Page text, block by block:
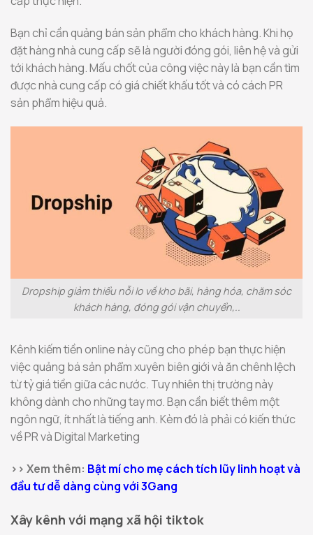
Bạn chỉ cần quảng bán sản phẩm cho khách hàng. Khi họ
đặt hàng nhà cung cấp sẽ là người đóng gói, liên hệ và gửi
tới khách hàng. Mấu chốt của công việc này là bạn cần tìm
được nhà cung cấp có giá chiết khấu tốt và có cách PR
sản phẩm hiệu quả.
Dropship giảm thiểu nỗi lo về kho bãi, hàng hóa, chăm sóc
khách hàng, đóng gói vận chuyển,..
Kênh kiếm tiền online này cũng cho phép bạn thực hiện
việc quảng bá sản phẩm xuyên biên giới và ăn chênh lệch
từ tỷ giá tiền giữa các nước. Tuy nhiên thị trường này
không dành cho những tay mơ. Bạn cần biết thêm một
ngôn ngữ, ít nhất là tiếng anh. Kèm đó là phải có kiến thức
về PR và Digital Marketing
>> Xem thêm: Bật mí cho mẹ cách tích lũy linh hoạt và
đầu tư dễ dàng cùng với 3Gang
Xây kênh với mạng xã hội tiktok